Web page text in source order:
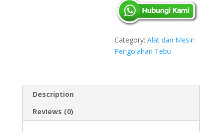
Category:Alat dan Mesin
Pengolahan Tebu
Description
Reviews (0)